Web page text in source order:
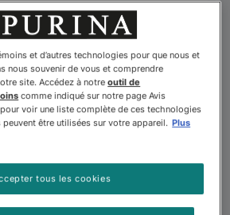
et d’autres technologies pour que nous et
nous souvenir de vous et comprendre
site. Accédez à notreoutil de
comme indiqué sur notre page Avis
voir une liste complète de ces technologies
être utilisées sur votre appareil. Plus
tous les cookies